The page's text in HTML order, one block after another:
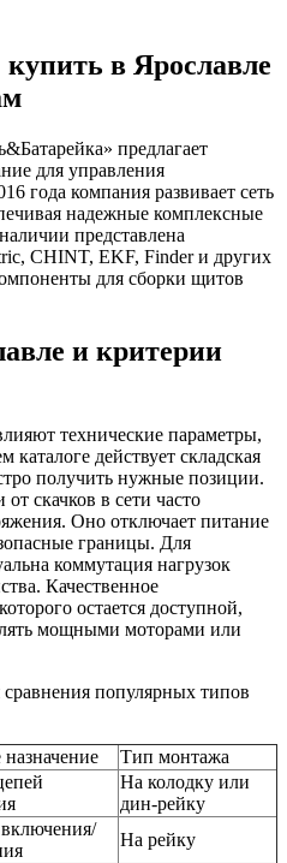
в Ярославле
предлагает
для управления
года компания развивает сеть
надежные комплексные
представлена
CHINT, EKF, Finder и других
для сборки щитов
и критерии
технические параметры,
действует складская
получить нужные позиции.
скачков в сети часто
Оно отключает питание
границы. Для
коммутация нагрузок
Качественное
остается доступной,
мощными моторами или
популярных типов
Тип монтажа
На колодку или
дин-рейку
На рейку